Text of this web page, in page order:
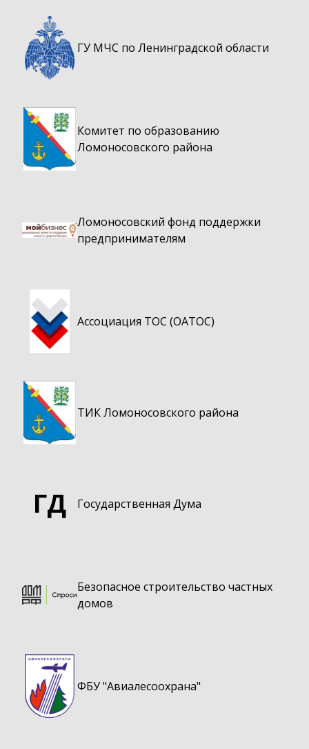
ГУ МЧС по Ленинградской области
Комитет по образованию
Ломоносовского района
Ломоносовский фонд поддержки
предпринимателям
Ассоциация ТОС (ОАТОС)
ТИК Ломоносовского района
ГД Государственная Дума
Безопасное строительство частных
домов
ФБУ "Авиалесоохрана"